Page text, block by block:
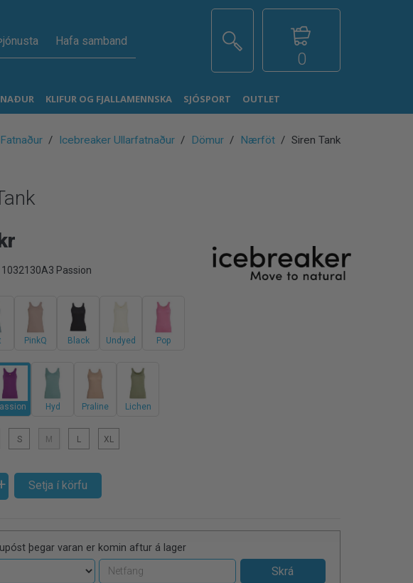
Hafa samband
KLIFUR OG FJALLAMENNSKA SJÓSPORT OUTLET
0
Fatnaður Icebreaker Ullarfatnaður Dömur Nærföt Siren Tank
1032130A3 Passion
PinkQ Black Undyed Pop
Hyd Praline Lichen
S M L XL
þegar varan er komin aftur á lager